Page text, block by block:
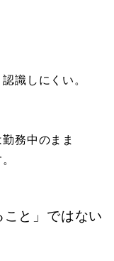
識しにくい。
務中のまま
と」ではない